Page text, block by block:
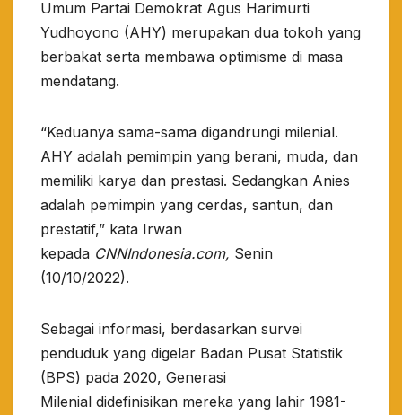
Umum Partai Demokrat Agus Harimurti
Yudhoyono (AHY) merupakan dua tokoh yang
berbakat serta membawa optimisme di masa
mendatang.
“Keduanya sama-sama digandrungi milenial.
AHY adalah pemimpin yang berani, muda, dan
memiliki karya dan prestasi. Sedangkan Anies
adalah pemimpin yang cerdas, santun, dan
prestatif,” kata Irwan
kepada CNNIndonesia.com, Senin
(10/10/2022).
Sebagai informasi, berdasarkan survei
penduduk yang digelar Badan Pusat Statistik
(BPS) pada 2020, Generasi
Milenial didefinisikan mereka yang lahir 1981-